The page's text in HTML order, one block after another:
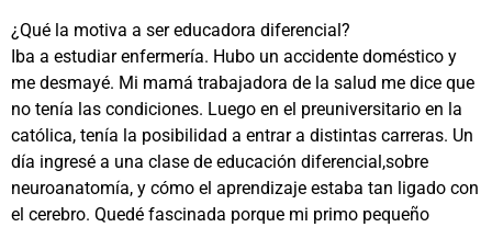
¿Qué la motiva a ser educadora diferencial?
Iba a estudiar enfermería. Hubo un accidente doméstico y
me desmayé. Mi mamá trabajadora de la salud me dice que
no tenía las condiciones. Luego en el preuniversitario en la
católica, tenía la posibilidad a entrar a distintas carreras. Un
día ingresé a una clase de educación diferencial,sobre
neuroanatomía, y cómo el aprendizaje estaba tan ligado con
el cerebro. Quedé fascinada porque mi primo pequeño